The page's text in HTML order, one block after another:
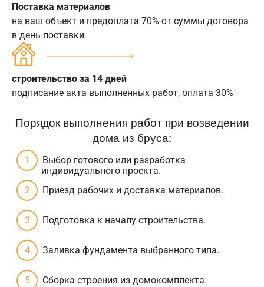
Поставка материалов
на ваш объект и предоплата 70% от суммы договора
в день поставки
строительство за 14 дней
подписание акта выполненных работ, оплата 30%
Порядок выполнения работ при возведении
дома из бруса:
Выбор готового или разработка
индивидуального проекта.
Приезд рабочих и доставка материалов.
Подготовка к началу строительства.
Заливка фундамента выбранного типа.
Сборка строения из домокомплекта.